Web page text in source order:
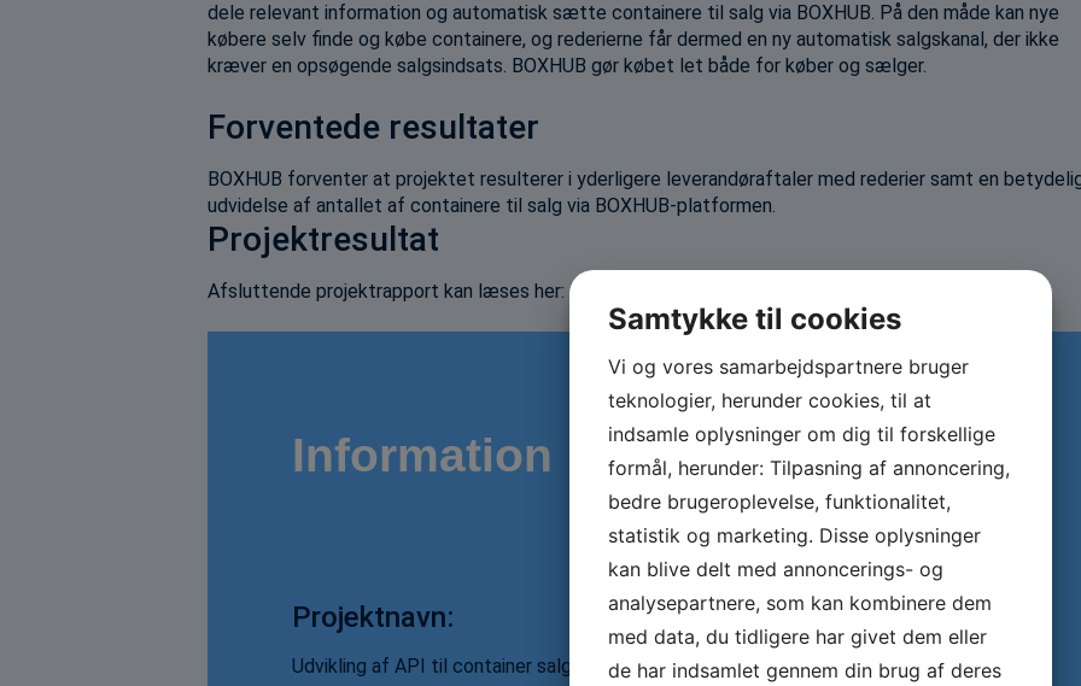
dele relevant information og automatisk sætte containere til salg via BOXHUB. På den måde kan nye
købere selv finde og købe containere, og rederierne får dermed en ny automatisk salgskanal, der ikke
kræver en opsøgende salgsindsats. BOXHUB gør købet let både for køber og sælger.
Forventede resultater
BOXHUB forventer at projektet resulterer i yderligere leverandøraftaler med rederier samt en
udvidelse af antallet af containere til salg via BOXHUB-platformen.
Projektresultat
Afsluttende projektrapport kan læses her: BOXHUB, afsluttende rapport
Information
Projektnavn:
Udvikling af API til container salg
Samtykke til cookies
Vi og vores samarbejdspartnere bruger
teknologier, herunder cookies, til at
indsamle oplysninger om dig til forskellige
formål, herunder: Tilpasning af annoncering,
bedre brugeroplevelse, funktionalitet,
statistik og marketing. Disse oplysninger
kan blive delt med annoncerings- og
analysepartnere, som kan kombinere dem
med data, du tidligere har givet dem eller
de har indsamlet gennem din brug af deres